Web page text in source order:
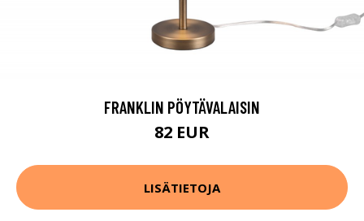
FRANKLIN PÖYTÄVALAISIN
82 EUR
LISÄTIETOJA